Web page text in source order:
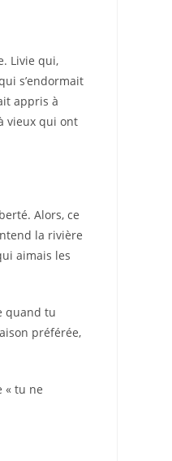
Livie qui,
s’endormait
appris à
vieux qui ont
Alors, ce
la rivière
aimais les
quand tu
préférée,
« tu ne